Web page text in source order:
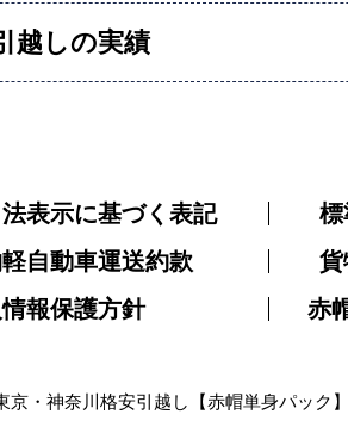
越しの実績
表示に基づく表記
標
自動車運送約款
貨
報保護方針
赤
京・神奈川格安引越し【赤帽単身パック